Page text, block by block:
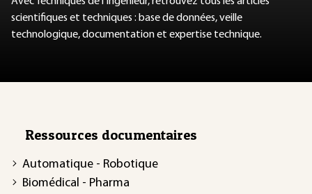
scientifiques et techniques : base de données, veille
technologique, documentation et expertise technique.
Ressources documentaires
Automatique - Robotique
Biomédical - Pharma